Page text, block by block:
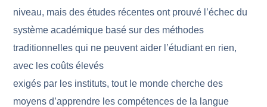
niveau, mais des études récentes ont prouvé l’échec du
système académique basé sur des méthodes
traditionnelles qui ne peuvent aider l’étudiant en rien,
avec les coûts élevés
exigés par les instituts, tout le monde cherche des
moyens d’apprendre les compétences de la langue